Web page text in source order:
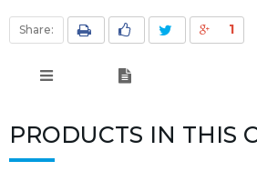
Share: 1
PRODUCTS IN THIS